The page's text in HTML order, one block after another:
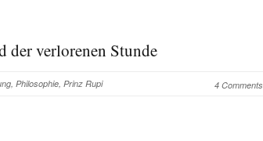
der verlorenen Stunde
, Philosophie, Prinz Rupi 4 Comments